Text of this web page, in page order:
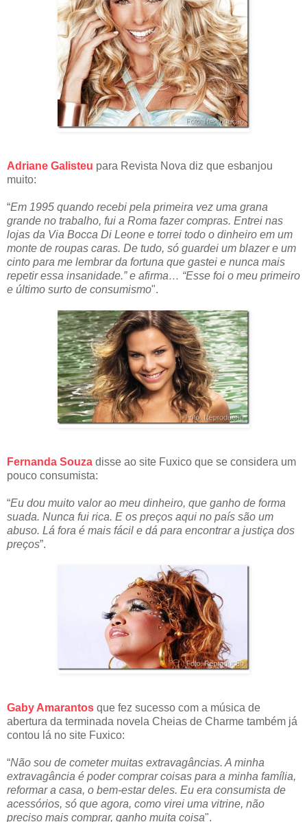
Adriane Galisteu para Revista Nova diz que esbanjou
muito:
“Em 1995 quando recebi pela primeira vez uma grana
grande no trabalho, fui a Roma fazer compras. Entrei nas
lojas da Via Bocca Di Leone e torrei todo o dinheiro em um
monte de roupas caras. De tudo, só guardei um blazer e um
cinto para me lembrar da fortuna que gastei e nunca mais
repetir essa insanidade.” e afirma… “Esse foi o meu primeiro
e último surto de consumismo".
Fernanda Souza disse ao site Fuxico que se considera um
pouco consumista:
“Eu dou muito valor ao meu dinheiro, que ganho de forma
suada. Nunca fui rica. E os preços aqui no país são um
abuso. Lá fora é mais fácil e dá para encontrar a justiça dos
preços”.
Gaby Amarantos que fez sucesso com a música de
abertura da terminada novela Cheias de Charme também já
contou lá no site Fuxico:
“Não sou de cometer muitas extravagâncias. A minha
extravagância é poder comprar coisas para a minha família,
reformar a casa, o bem-estar deles. Eu era consumista de
acessórios, só que agora, como virei uma vitrine, não
preciso mais comprar, ganho muita coisa".